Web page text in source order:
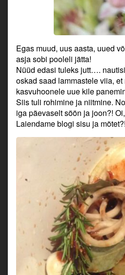
Egas muud, uus aasta, uued
asja sobi pooleli jätta!
Nüüd edasi tuleks jutt….
oskad saad lammastele viia,
kasvuhoonele uue kile
Siis tuli rohimine ja niitmine.
iga päevaselt söön ja joon?!
Laiendame blogi sisu ja mõtet?!